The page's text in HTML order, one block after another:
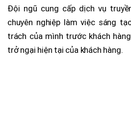
Đội ngũ cung cấp dịch vụ
chuyên nghiệp làm việc sáng
trách của mình trước khách
trở ngại hiện tại của khách hàng.